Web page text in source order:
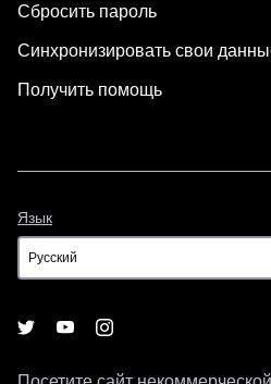
Сбросить пароль
Синхронизировать свои
Получить помощь
Язык